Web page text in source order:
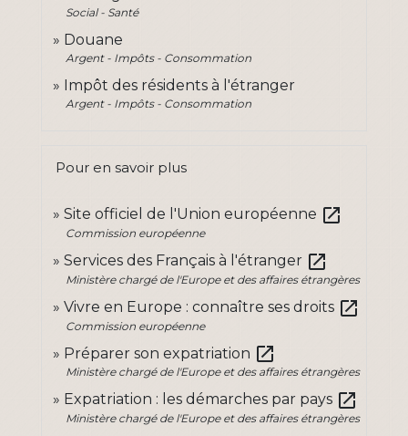
Social - Santé
Douane
Argent - Impôts - Consommation
Impôt des résidents à l'étranger
Argent - Impôts - Consommation
Pour en savoir plus
Site officiel de l'Union européenne open_in_new
Commission européenne
Services des Français à l'étranger open_in_new
Ministère chargé de l'Europe et des affaires étrangères
Vivre en Europe : connaître ses droits open_in_new
Commission européenne
Préparer son expatriation open_in_new
Ministère chargé de l'Europe et des affaires étrangères
Expatriation : les démarches par pays open_in_new
Ministère chargé de l'Europe et des affaires étrangères